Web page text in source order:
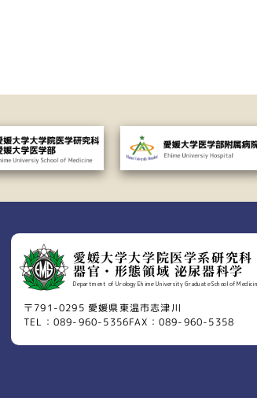
愛媛大学大学院医学系研究科
器官・形態領域 泌尿器科学
Department of Urology Ehime University Graduate School of
〒791-0295 愛媛県東温市志津川
TEL：089-960-5356FAX：089-960-5358